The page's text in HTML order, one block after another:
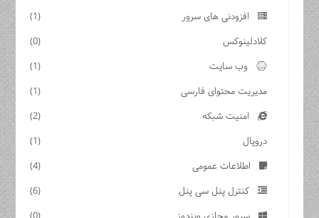
افزودنی های سرور
(1)
کلادلینوکس
(0)
وب سایت
(1)
مدیریت محتوای فارسی
(1)
امنیت شبکه
(2)
دروپال
(1)
اطلاعات عمومی
(4)
کنترل پنل سی پنل
(6)